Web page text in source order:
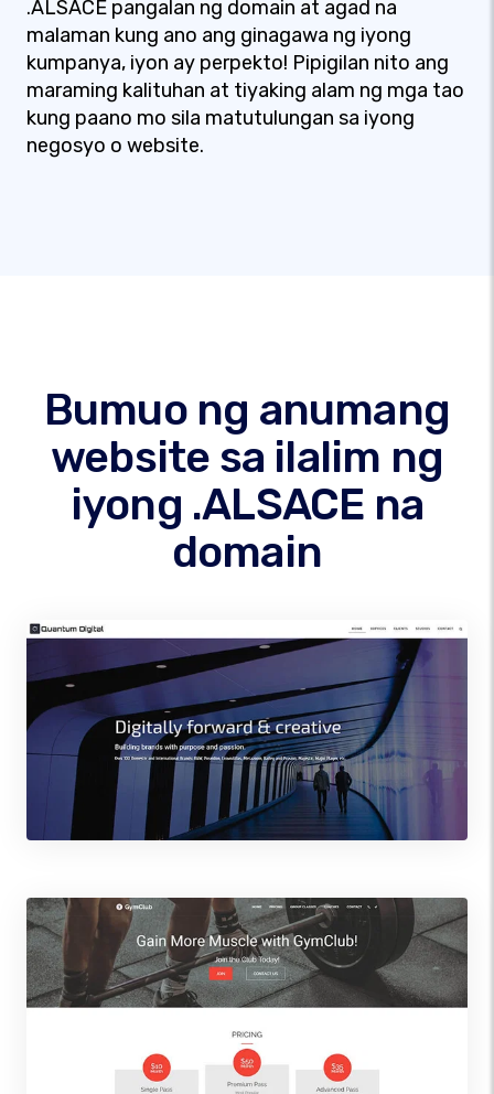
.ALSACE pangalan ng domain at agad na
malaman kung ano ang ginagawa ng iyong
kumpanya, iyon ay perpekto! Pipigilan nito ang
maraming kalituhan at tiyaking alam ng mga tao
kung paano mo sila matutulungan sa iyong
negosyo o website.
Bumuo ng anumang
website sa ilalim ng
iyong .ALSACE na
domain